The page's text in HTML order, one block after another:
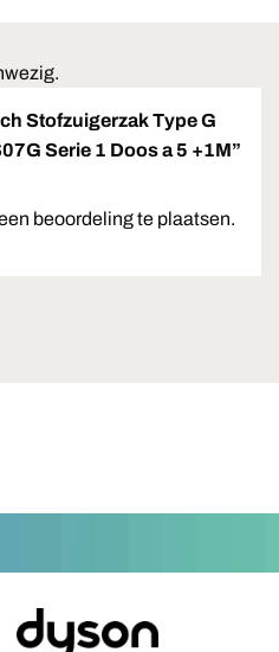
Stofzuigerzak Type G
Serie 1 Doos a 5 +1M”
beoordeling te plaatsen.